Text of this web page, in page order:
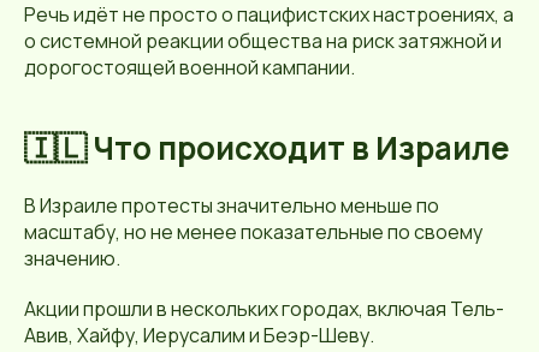
Речь идёт не просто о пацифистских настроениях, а
о системной реакции общества на риск затяжной и
дорогостоящей военной кампании.
🇮🇱 Что происходит в Израиле
В Израиле протесты значительно меньше по
масштабу, но не менее показательные по своему
значению.
Акции прошли в нескольких городах, включая Тель-
Авив, Хайфу, Иерусалим и Беэр-Шеву.